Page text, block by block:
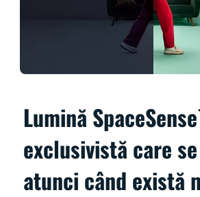
Lumină
exclusivistă care
atunci când există